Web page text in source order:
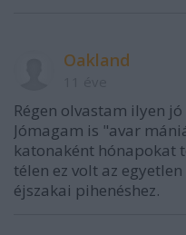
Oakland
Régen olvastam ilyen
Jómagam is "avar
katonaként hónapokat
télen ez volt az
éjszakai pihenéshez.